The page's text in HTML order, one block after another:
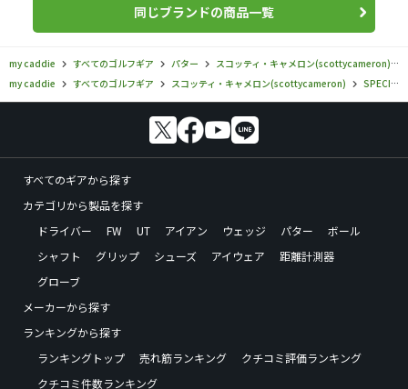
同じブランドの商品一覧
my caddie すべてのゴルフギア パター
スコッティ・キャメロン(scottycameron)
my caddie
すべてのゴルフギア スコッティ・キャメロン(scottycameron) SPECIAL SELECT
すべてのギアから探す
カテゴリから製品を探す
ドライバー
FW UT アイアン ウェッジ パター
ボール
シャフト
グリップ シューズ アイウェア
距離計測器
グローブ
メーカーから探す
ランキングから探す
ランキングトップ
売れ筋ランキング
クチコミ評価ランキング
クチコミ件数ランキング